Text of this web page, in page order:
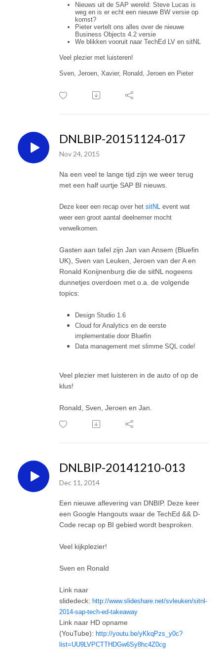
Nieuws uit de SAP wereld: Steve Lucas is
weg en is er echt een nieuwe BW versie op
komst?
Pieter vertelt ons alles over de nieuwe
Business Objects 4.2 versie
We blikken vooruit naar TechEd LV en sitNL
Veel plezier met luisteren!
Sven, Jeroen, Xavier, Ronald, Jeroen en Pieter
DNLBIP-20151124-017
Nov 24, 2015
Na een veel te lange tijd zijn we weer terug
met een half uurtje SAP BI nieuws.
Deze keer een recap over het sitNL
event wat
weer een groot aantal deelnemer mocht
verwelkomen.
Gasten aan tafel zijn Jan van Ansem (Bluefin
UK), Sven van Leuken, Jeroen van der A en
Ronald Konijnenburg die de sitNL nogeens
dunnetjes overdoen met o.a. de volgende
topics:
Design Studio 1.6
Cloud for Analytics en de eerste
implementatie door Bluefin
Data management met slimme SQL code!
Veel plezier met luisteren in de auto of op de
klus!
Ronald, Sven, Jeroen en Jan.
DNLBIP-20141210-013
Dec 11, 2014
Een nieuwe aflevering van DNBIP. Deze keer
een Google Hangouts waar de TechEd && D-
Code recap op BI gebied wordt besproken.
Veel kijkplezier!
Sven en Ronald
Link naar
slidedeck: http://www.slideshare.net/svleuken/sitnl-
2014-sap-tech-ed-takeaway
Link naar HD opname
(YouTube): http://youtu.be/yKkqPzs_y0c?
list=UU9LVPCTTHDGw6Sy8hc4Z0cg